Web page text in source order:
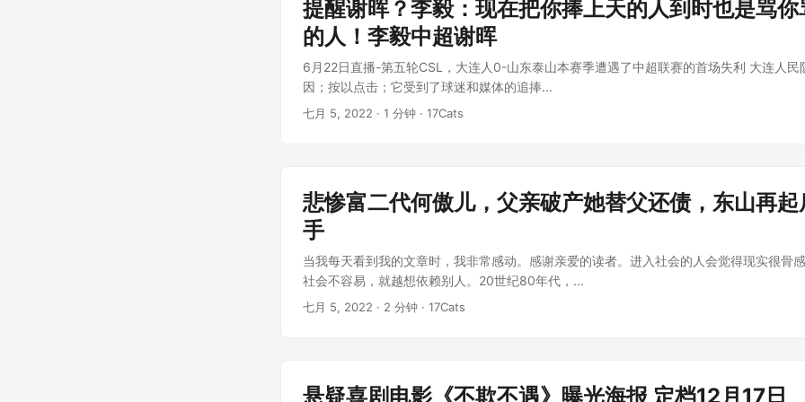
提醒谢晖？李毅：现在把你捧上天的人到时也是骂
的人！李毅中超谢晖
6月22日直播-第五轮CSL，大连人0-山东泰山本赛季遭遇了中超联赛的首场失利 大连人民
因；按以点击；它受到了球迷和媒体的追捧...
七月 5, 2022 · 1 分钟 · 17Cats
悲惨富二代何傲儿，父亲破产她替父还债，东山再
手
当我每天看到我的文章时，我非常感动。感谢亲爱的读者。进入社会的人会觉得现实很骨
社会不容易，就越想依赖别人。20世纪80年代，...
七月 5, 2022 · 2 分钟 · 17Cats
悬疑喜剧电影《不欺不遇》曝光海报 定档12月17日